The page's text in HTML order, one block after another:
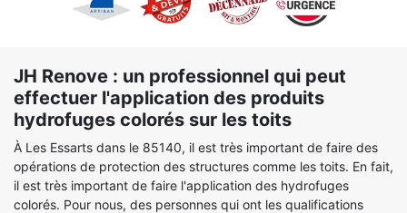
JH Renove : un professionnel qui peut
effectuer l'application des produits
hydrofuges colorés sur les toits
À Les Essarts dans le 85140, il est très important de faire des
opérations de protection des structures comme les toits. En fait,
il est très important de faire l'application des hydrofuges
colorés. Pour nous, des personnes qui ont les qualifications